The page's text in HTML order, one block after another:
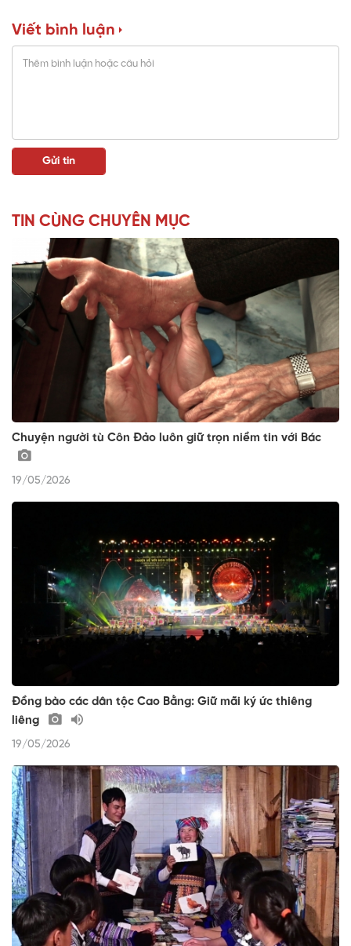
Viết bình luận
TIN CÙNG CHUYÊN MỤC
Chuyện người tù Côn Đảo luôn giữ trọn niềm tin với Bác
19/05/2026
Đồng bào các dân tộc Cao Bằng: Giữ mãi ký ức thiêng
liêng
19/05/2026